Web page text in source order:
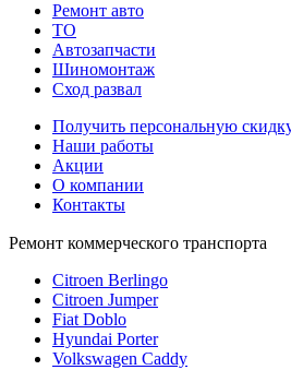
Ремонт авто
TO
Автозапчасти
Шиномонтаж
Сход развал
Получить персональную
Наши работы
Акции
О компании
Контакты
Ремонт коммерческого транспорта
Citroen Berlingo
Citroen Jumper
Fiat Doblo
Hyundai Porter
Volkswagen Caddy